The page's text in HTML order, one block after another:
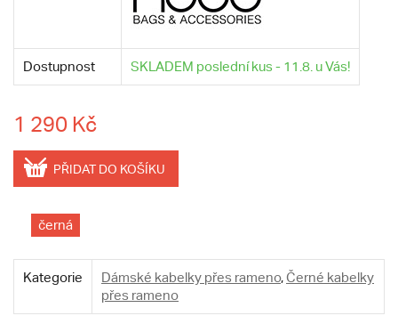
Dostupnost SKLADEM poslední kus - 11.8. u Vás!
1 290 Kč
PŘIDAT DO KOŠÍKU
černá
Kategorie Dámské kabelky přes rameno,Černé kabelky
přes rameno